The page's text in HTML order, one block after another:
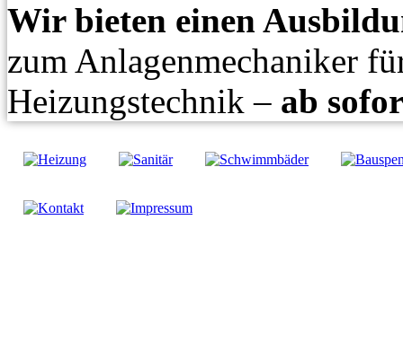
Wir bieten einen
zum Anlagenmechaniker
Heizungstechnik – ab